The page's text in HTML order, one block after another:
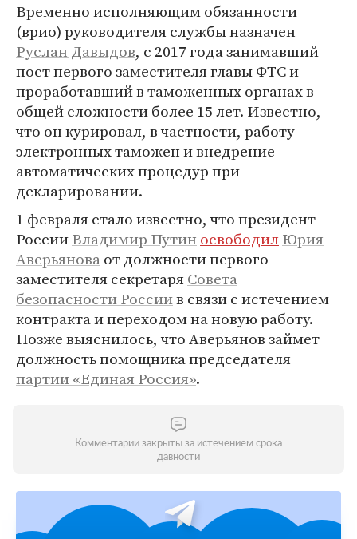
Временно исполняющим обязанности
(врио) руководителя службы назначен
Руслан Давыдов, с 2017 года занимавший
пост первого заместителя главы ФТС и
проработавший в таможенных органах в
общей сложности более 15 лет. Известно,
что он курировал, в частности, работу
электронных таможен и внедрение
автоматических процедур при
декларировании.
1 февраля стало известно, что президент
РоссииВладимир Путин освободилЮрия
Аверьяноваот должности первого
заместителя секретаряСовета
безопасности Россиив связи с истечением
контракта и переходом на новую работу.
Позже выяснилось, что Аверьянов займет
должность помощника председателя
партии «Единая Россия».
Комментарии закрыты за истечением срока
давности